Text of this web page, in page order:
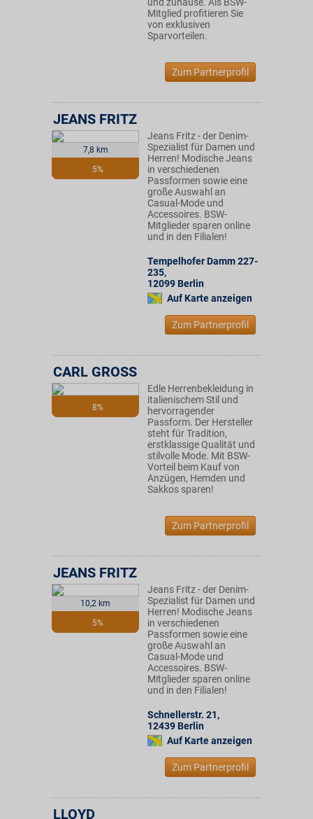
Mitglied profitieren Sie
von exklusiven
Sparvorteilen.
Zum Partnerprofil
7,8 km
5%
JEANS FRITZ
Jeans Fritz - der Denim-
Spezialist für Damen und
Herren! Modische Jeans
in verschiedenen
Passformen sowie eine
große Auswahl an
Casual-Mode und
Accessoires. BSW-
Mitglieder sparen online
und in den Filialen!
Tempelhofer Damm 227-
235,
12099 Berlin
Auf Karte anzeigen
Zum Partnerprofil
8%
CARL GROSS
Edle Herrenbekleidung in
italienischem Stil und
hervorragender
Passform. Der Hersteller
steht für Tradition,
erstklassige Qualität und
stilvolle Mode. Mit BSW-
Vorteil beim Kauf von
Anzügen, Hemden und
Sakkos sparen!
Zum Partnerprofil
10,2 km
5%
JEANS FRITZ
Jeans Fritz - der Denim-
Spezialist für Damen und
Herren! Modische Jeans
in verschiedenen
Passformen sowie eine
große Auswahl an
Casual-Mode und
Accessoires. BSW-
Mitglieder sparen online
und in den Filialen!
Schnellerstr. 21,
12439 Berlin
Auf Karte anzeigen
Zum Partnerprofil
LLOYD